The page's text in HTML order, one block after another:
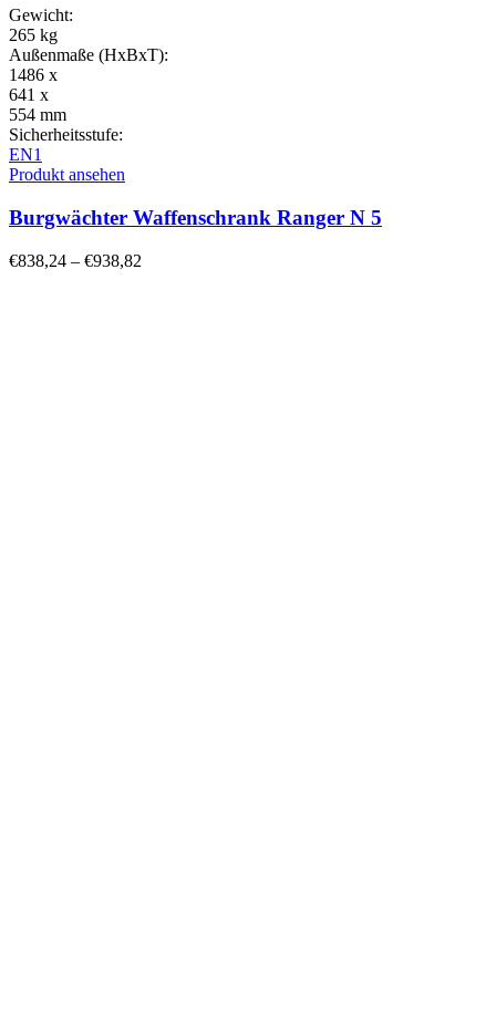
Gewicht:
265 kg
Außenmaße (HxBxT):
1486 x
641 x
554 mm
Sicherheitsstufe:
EN1
Produkt ansehen
Burgwächter Waffenschrank Ranger N 5
€838,24 – €938,82